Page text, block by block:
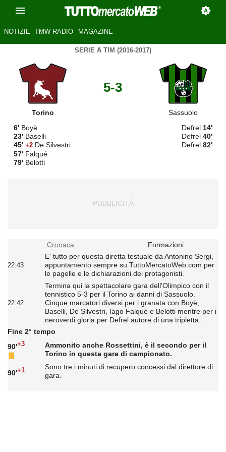
NOTIZIE TMW RADIO MAGAZINE
SERIE A TIM (2016-2017)
Torino
5-3
Sassuolo
6' Boyè
23' Baselli
45' +2 De Silvestri
57' Falqué
79' Belotti
Defrel 14'
Defrel 40'
Defrel 82'
Cronaca Formazioni
22:43
E' tutto per questa diretta testuale da Antonino Sergi,
appuntamento sempre su TuttoMercatoWeb.com per
le pagelle e le dichiarazioni dei protagonisti.
22:42
Termina qui la spettacolare gara dell'Olimpico con il
tennistico 5-3 per il Torino ai danni di Sassuolo.
Cinque marcatori diversi per i granata con Boyè,
Baselli, De Silvestri, Iago Falquè e Belotti mentre per i
neroverdi gloria per Defrel autore di una tripletta.
Fine 2° tempo
90'+3
Ammonito anche Rossettini, è il secondo per il
Torino in questa gara di campionato.
90'+1
Sono tre i minuti di recupero concessi dal direttore di
gara.